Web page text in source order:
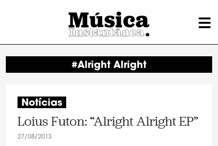
#Alright Alright
Notícias
Loius Futon: “Alright Alright EP”
27/08/2013